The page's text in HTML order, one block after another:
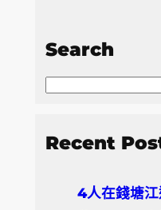
Search
S
a
Recent
4人在錢塘